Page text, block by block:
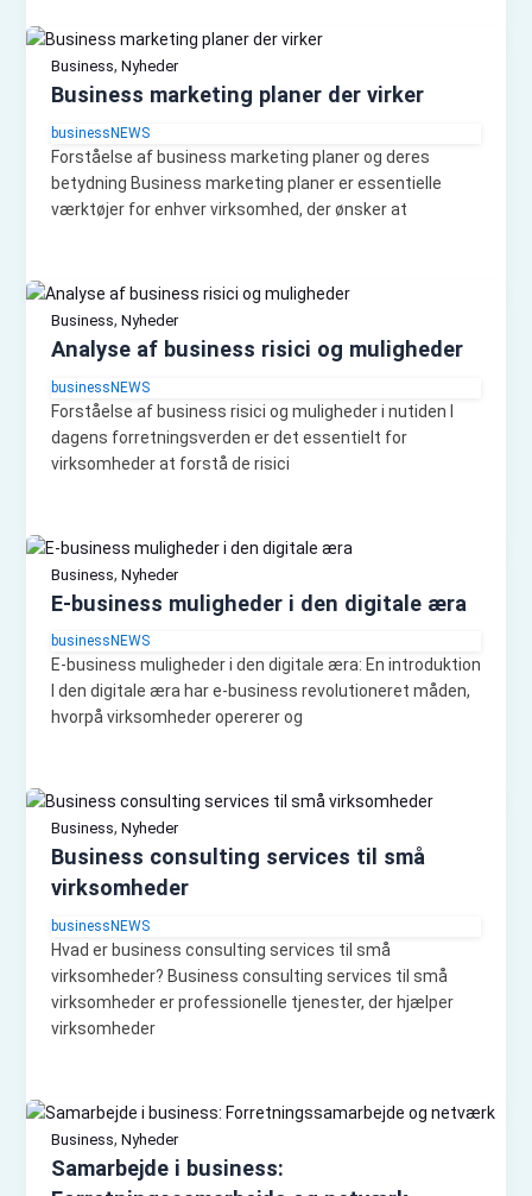
Business, Nyheder
Business marketing planer der virker
businessNEWS
Forståelse af business marketing planer og deres
betydning Business marketing planer er essentielle
værktøjer for enhver virksomhed, der ønsker at
Business, Nyheder
Analyse af business risici og muligheder
businessNEWS
Forståelse af business risici og muligheder i nutiden I
dagens forretningsverden er det essentielt for
virksomheder at forstå de risici
Business, Nyheder
E-business muligheder i den digitale æra
businessNEWS
E-business muligheder i den digitale æra: En introduktion
I den digitale æra har e-business revolutioneret måden,
hvorpå virksomheder opererer og
Business, Nyheder
Business consulting services til små
virksomheder
businessNEWS
Hvad er business consulting services til små
virksomheder? Business consulting services til små
virksomheder er professionelle tjenester, der hjælper
virksomheder
Business, Nyheder
Samarbejde i business: